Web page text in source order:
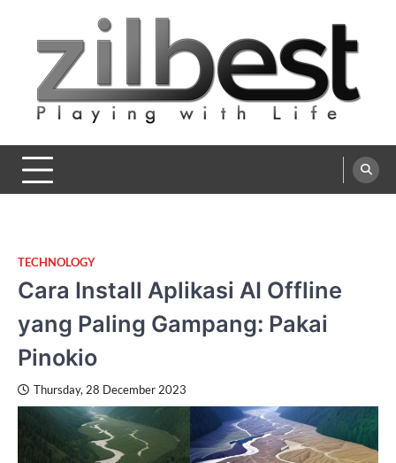
content
Zilbest
Playing with Life
TECHNOLOGY
Cara Install Aplikasi AI Offline
yang Paling Gampang: Pakai
Pinokio
Thursday, 28 December 2023